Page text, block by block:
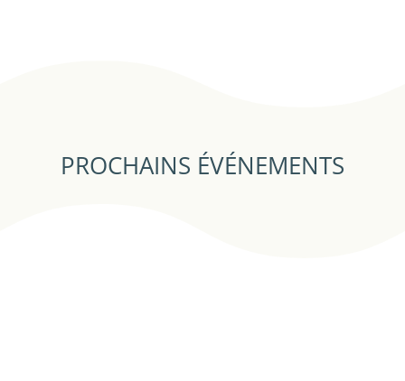
PROCHAINS ÉVÉNEMENTS